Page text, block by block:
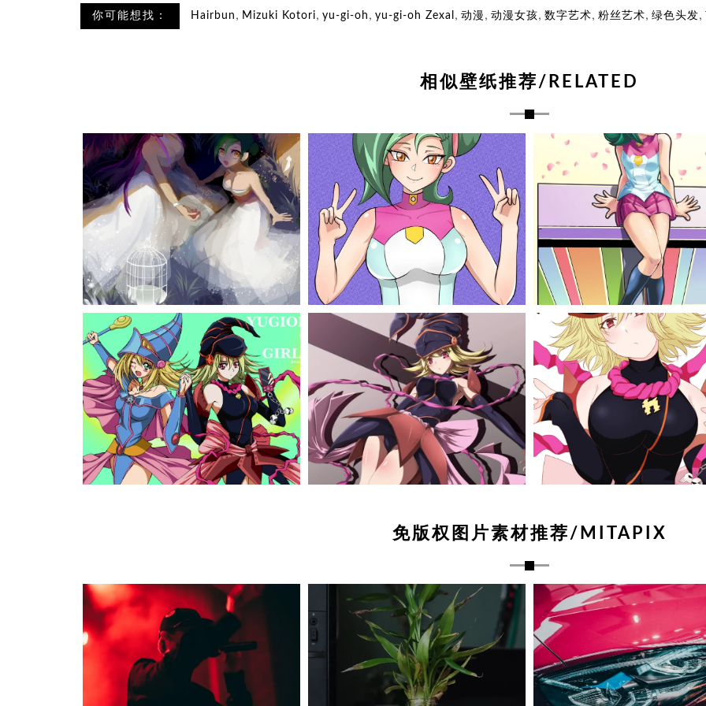
你可能想找： Hairbun , Mizuki Kotori, yu-gi-oh , yu-gi-oh Zexal , 动漫 , 动漫女孩, 数字艺术, 粉丝艺术, 绿色头发,
相似壁纸推荐/RELATED
免版权图片素材推荐/MITAPIX